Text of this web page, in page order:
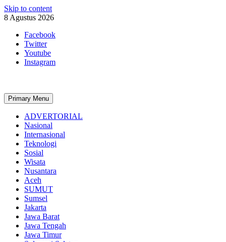
Skip to content
8 Agustus 2026
Facebook
Twitter
Youtube
Instagram
Primary Menu
ADVERTORIAL
Nasional
Internasional
Teknologi
Sosial
Wisata
Nusantara
Aceh
SUMUT
Sumsel
Jakarta
Jawa Barat
Jawa Tengah
Jawa Timur